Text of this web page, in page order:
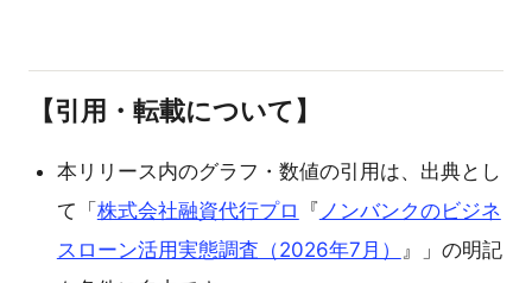
【引用・転載について】
本リリース内のグラフ・数値の引用は、出典とし
て「株式会社融資代行プロ 『 ノンバンクのビジネ
スローン活用実態調査（2026年7月）
』」の明記